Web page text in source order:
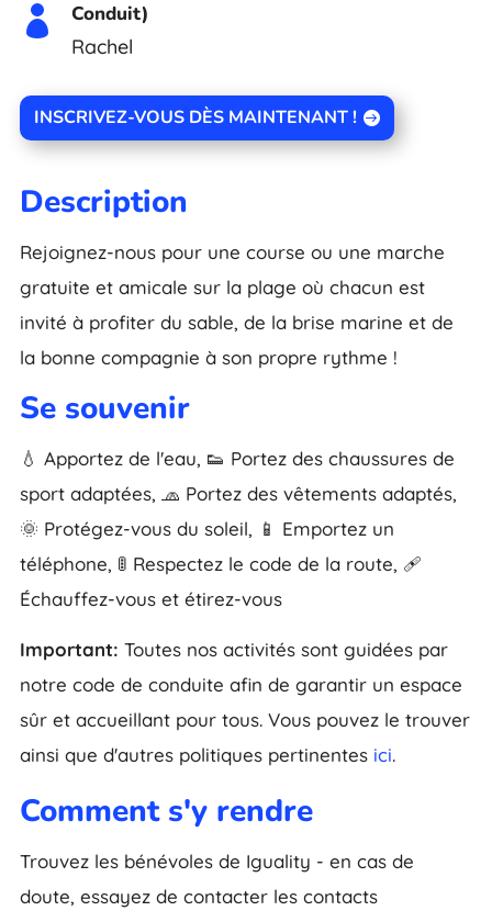

Conduit)
Rachel
INSCRIVEZ-VOUS DÈS MAINTENANT !
Description
Rejoignez-nous pour une course ou une marche
gratuite et amicale sur la plage où chacun est
invité à profiter du sable, de la brise marine et de
la bonne compagnie à son propre rythme !
Se souvenir
💧 Apportez de l'eau, 👟 Portez des chaussures de
sport adaptées, 🧢 Portez des vêtements adaptés,
🌞 Protégez-vous du soleil, 📱 Emportez un
téléphone, 🚦 Respectez le code de la route, 🩹
Échauffez-vous et étirez-vous
Important: Toutes nos activités sont guidées par
notre code de conduite afin de garantir un espace
sûr et accueillant pour tous. Vous pouvez le trouver
ainsi que d'autres politiques pertinentes ici.
Comment s'y rendre
Trouvez les bénévoles de Iguality - en cas de
doute, essayez de contacter les contacts